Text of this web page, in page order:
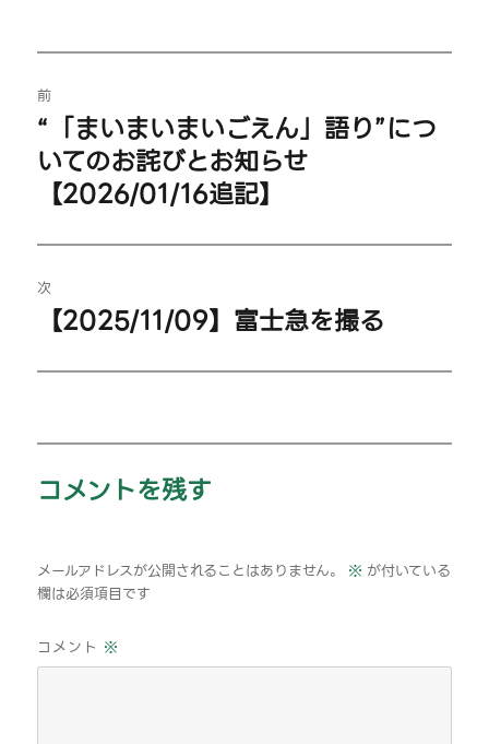
稿
ナ
ビ
ゲ
ー
ン
前
過
去
の
稿:
“「まいまいまいごえん」語り”につ
いてのお詫びとお知らせ
【2026/01/16追記】
次
投
【2025/11/09】富士急を撮る
コメントを残す
メールアドレスが公開されることはありません。 ※ が付いている
欄は必須項目です
コメント ※